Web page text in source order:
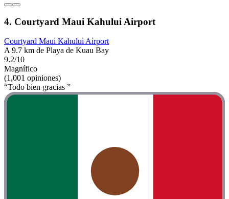
4. Courtyard Maui Kahului Airport
Courtyard Maui Kahului Airport
A 9.7 km de Playa de Kuau Bay
9.2/10
Magnífico
(1,001 opiniones)
“Todo bien gracias ”